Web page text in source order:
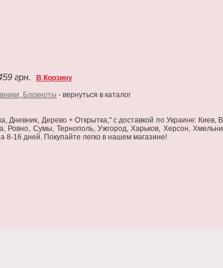
грн.
В Корзину
Блокноты - вернуться в каталог
Дневник, Дерево + Открытка," c доставкой по Украине:
Ровно, Сумы, Тернополь, Ужгород, Харьков, Херсон,
8-16 дней. Покупайте легко в нашем магазине!